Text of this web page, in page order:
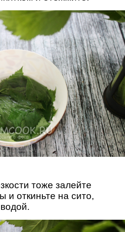
тоже залейте
и откиньте на сито,